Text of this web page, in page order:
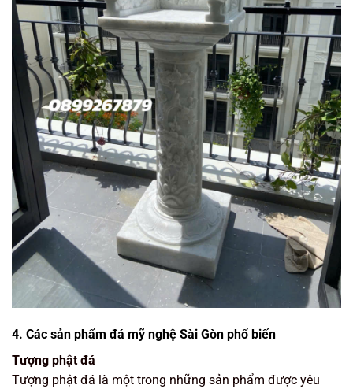
4. Các sản phẩm đá mỹ nghệ Sài Gòn phổ biến
Tượng phật đá
Tượng phật đá là một trong những sản phẩm được yêu